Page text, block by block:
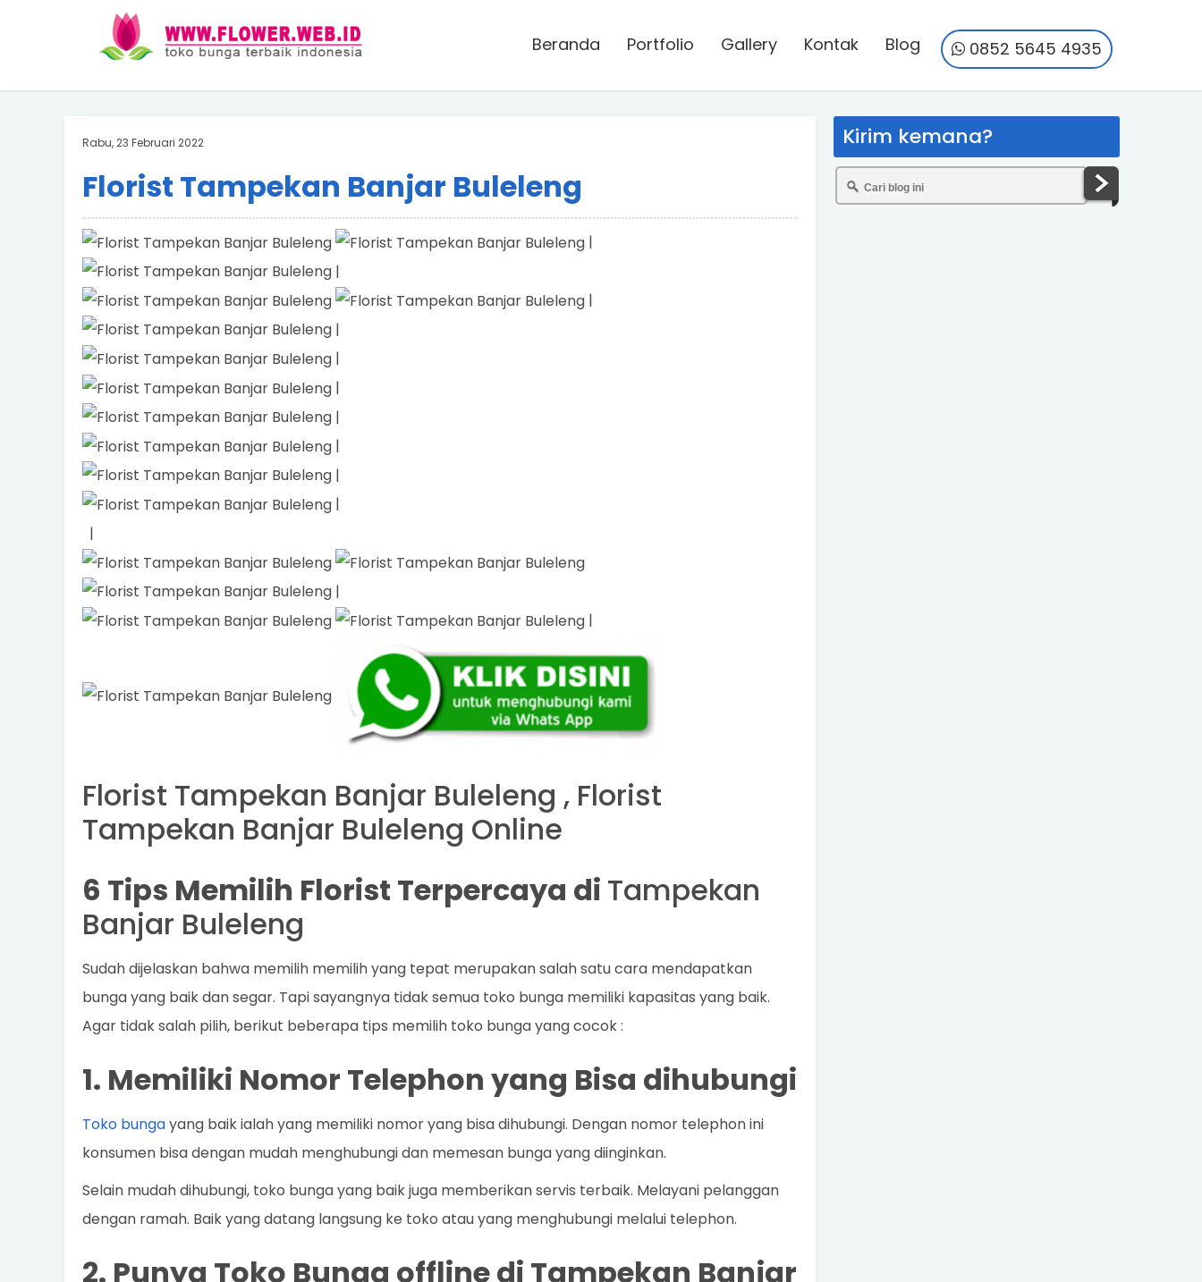
Beranda Portfolio Gallery Kontak Blog 0852 5645 4935
Rabu, 23 Februari 2022
Florist Tampekan Banjar Buleleng
|
|
|
|
|
|
|
|
|
|
|
|
|
Florist Tampekan Banjar Buleleng , Florist
Tampekan Banjar Buleleng Online
6 Tips Memilih Florist Terpercaya di Tampekan
Banjar Buleleng
Sudah dijelaskan bahwa memilih memilih yang tepat merupakan salah satu cara mendapatkan
bunga yang baik dan segar. Tapi sayangnya tidak semua toko bunga memiliki kapasitas yang baik.
Agar tidak salah pilih, berikut beberapa tips memilih toko bunga yang cocok :
1. Memiliki Nomor Telephon yang Bisa dihubungi
Toko bungayang baik ialah yang memiliki nomor yang bisa dihubungi. Dengan nomor telephon ini
konsumen bisa dengan mudah menghubungi dan memesan bunga yang diinginkan.
Selain mudah dihubungi, toko bunga yang baik juga memberikan servis terbaik. Melayani pelanggan
dengan ramah. Baik yang datang langsung ke toko atau yang menghubungi melalui telephon.
2. Punya Toko Bunga offline di Tampekan Banjar
Kirim kemana?